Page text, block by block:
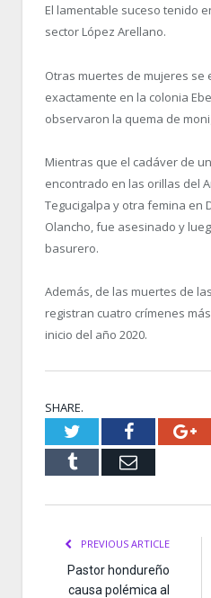
El lamentable suceso tenido
sector López Arellano.
Otras muertes de mujeres se
exactamente en la colonia
observaron la quema de
Mientras que el cadáver de
encontrado en las orillas del
Tegucigalpa y otra femina en
Olancho, fue asesinado y
basurero.
Además, de las muertes de
registran cuatro crímenes
inicio del año 2020.
SHARE.
TwitterFacebook
Tumblr Email
PREVIOUS ARTICLE
Pastor hondureño
causa polémica al